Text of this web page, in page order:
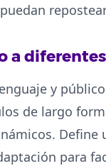
a
y
de largo
para